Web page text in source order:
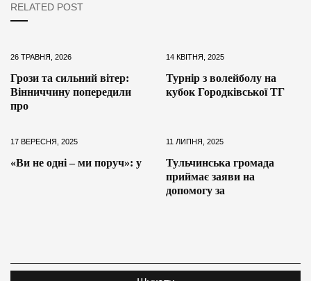
RELATED POST
26 ТРАВНЯ, 2026
Грози та сильний вітер:
Вінниччину попередили
про
14 КВІТНЯ, 2025
Турнір з волейболу на
кубок Городківської ТГ
17 ВЕРЕСНЯ, 2025
«Ви не одні – ми поруч»: у
11 ЛИПНЯ, 2025
Тульчинська громада
приймає заяви на
допомогу за